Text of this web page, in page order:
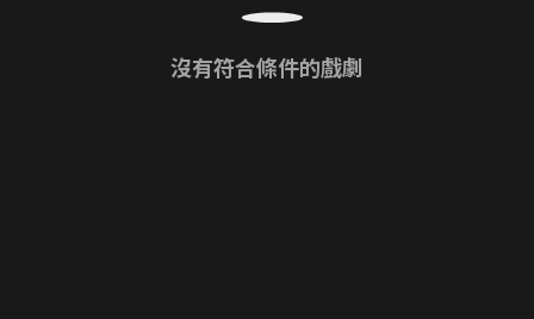
沒有符合條件的戲劇